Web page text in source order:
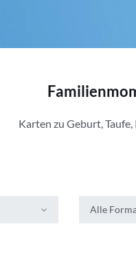
Karten zu Geburt,
Alle